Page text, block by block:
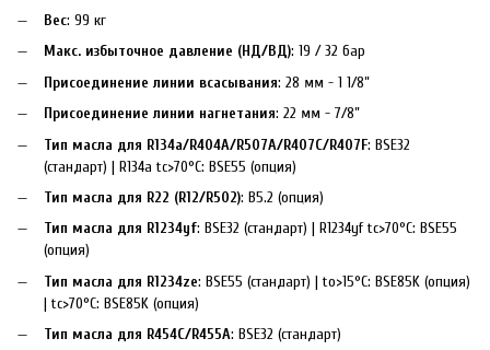
Вес: 99 кг
Макс. избыточное давление (НД/ВД): 19 / 32 бар
Присоединение линии всасывания: 28 мм - 1 1/8”
Присоединение линии нагнетания: 22 мм - 7/8”
Тип масла для R134a/R404A/R507A/R407C/R407F: BSE32
(стандарт) | R134a tc>70°C: BSE55 (опция)
Тип масла для R22 (R12/R502): B5.2 (опция)
Тип масла для R1234yf: BSE32 (стандарт) | R1234yf tc>70°C: BSE55
(опция)
Тип масла для R1234ze: BSE55 (стандарт) | to>15°C: BSE85K (опция)
| tc>70°C: BSE85K (опция)
Тип масла для R454C/R455A: BSE32 (стандарт)